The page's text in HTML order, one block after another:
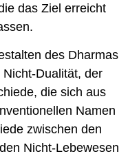
das Ziel erreicht
des Dharmas
Dualität, der
die sich aus
Namen
zwischen den
Nicht-Lebewesen